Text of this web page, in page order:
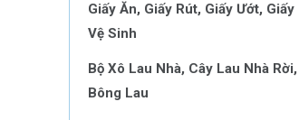
Giấy Ăn, Giấy Rút, Giấy Ướt, Giấy
Vệ Sinh
Bộ Xô Lau Nhà, Cây Lau Nhà Rời,
Bông Lau